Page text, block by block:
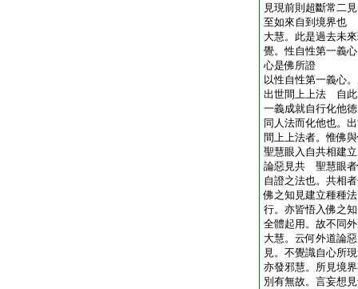
見現前則超斷常二
至如來自到境界也
大慧。此是過去未
覺。性自性第一義
心是佛所證
以性自性第一義心
出世間上上法 自此
一義成就自行化他
同人法而化他也。
間上上法者。惟佛
聖慧眼入自共相建
論惡見共 聖慧眼者
自證之法也。共相
佛之知見建立種種
行。亦皆悟入佛之
全體起用。故不同
大慧。云何外道論
見。不覺識自心所
亦發邪慧。所見境
別有無故。言妄想